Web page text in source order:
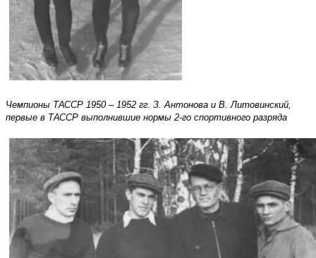
Чемпионы ТАССР 1950 – 1952 гг. З. Антонова и В. Литовинский,
первые в ТАССР выполнившие нормы 2-го спортивного разряда